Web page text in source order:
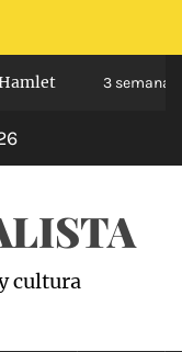
3 semanas
cultura